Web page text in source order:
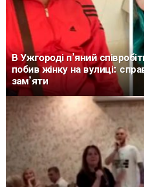
В Ужгороді п’яний
побив жінку на вулиці:
зам’яти